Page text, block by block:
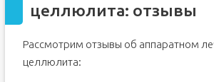
целлюлита: отзывы
Рассмотрим отзывы об аппаратном
целлюлита: